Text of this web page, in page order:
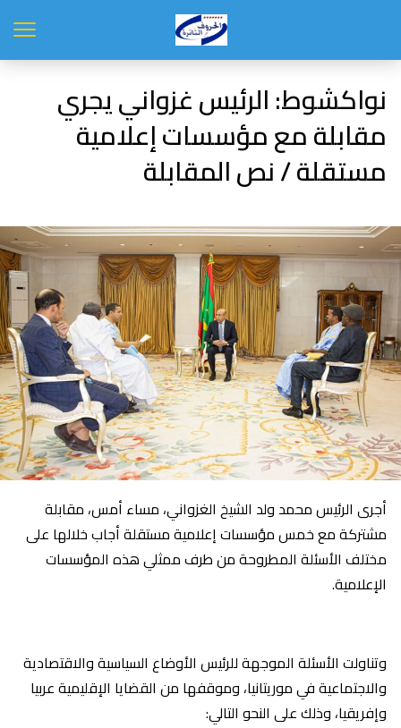
نواكشوط: الرئيس غزواني يجري
مقابلة مع مؤسسات إعلامية
مستقلة / نص المقابلة
أجرى الرئيس محمد ولد الشيخ الغزواني، مساء أمس، مقابلة
مشتركة مع خمس مؤسسات إعلامية مستقلة أجاب خلالها على
مختلف الأسئلة المطروحة من طرف ممثلي هذه المؤسسات
الإعلامية.
وتناولت الأسئلة الموجهة للرئيس الأوضاع السياسية والاقتصادية
والاجتماعية في موريتانيا، وموقفها من القضايا الإقليمية عربيا
وإفريقيا، وذلك على النحو التالي: